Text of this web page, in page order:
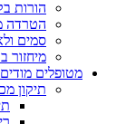
הורות
הטרדה
סמים
מיחזור
מטופלים מודים
תיקון